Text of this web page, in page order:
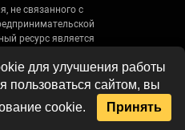
не связанного с
ресурс является
магазином и носит
характер.
для улучшения работы
пользоваться сайтом, вы
cookie.
Принять